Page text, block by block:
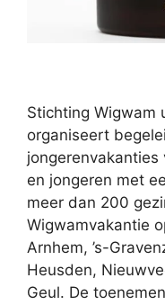
Stichting Wigwam
organiseert
en jongeren met
meer dan 200
Wigwamvakantie
Arnhem, ’s-
Heusden,
Geul. De